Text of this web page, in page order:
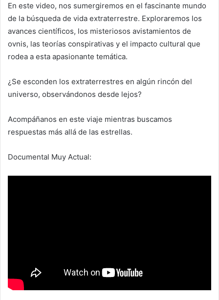
En este video, nos sumergiremos en el fascinante mundo
de la búsqueda de vida extraterrestre. Exploraremos los
avances científicos, los misteriosos avistamientos de
ovnis, las teorías conspirativas y el impacto cultural que
rodea a esta apasionante temática.
¿Se esconden los extraterrestres en algún rincón del
universo, observándonos desde lejos?
Acompáñanos en este viaje mientras buscamos
respuestas más allá de las estrellas.
Documental Muy Actual: